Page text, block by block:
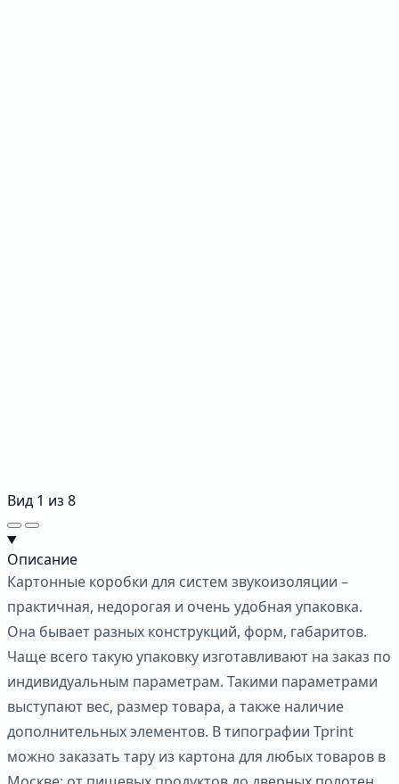
Вид 1 из 8
Описание
Картонные коробки для систем звукоизоляции –
практичная, недорогая и очень удобная упаковка.
Она бывает разных конструкций, форм, габаритов.
Чаще всего такую упаковку изготавливают на заказ по
индивидуальным параметрам. Такими параметрами
выступают вес, размер товара, а также наличие
дополнительных элементов. В типографии Tprint
можно заказать тару из картона для любых товаров в